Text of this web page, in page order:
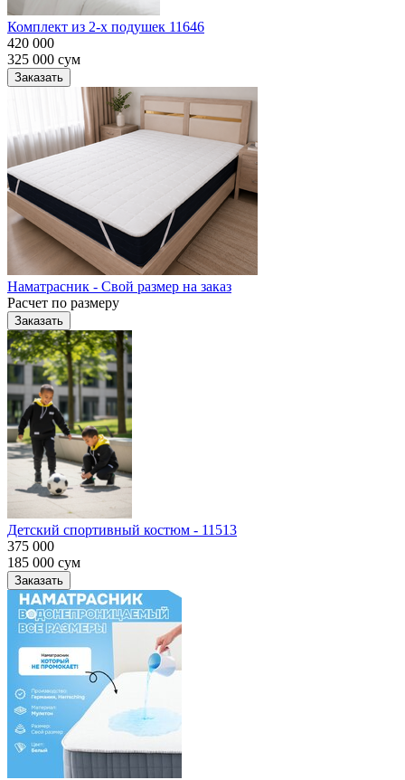
Комплект из 2-х подушек 11646
420 000
325 000 сум
Заказать
Наматрасник - Свой размер на заказ
Расчет по размеру
Заказать
Детский спортивный костюм - 11513
375 000
185 000 сум
Заказать